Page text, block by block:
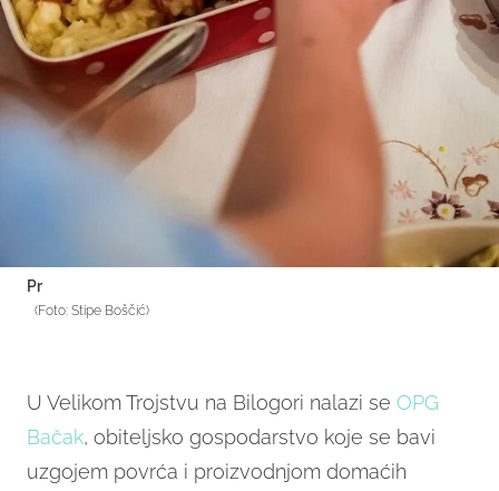
Pr
(Foto: Stipe Boščić)
U Velikom Trojstvu na Bilogori nalazi se OPG
Bačak, obiteljsko gospodarstvo koje se bavi
uzgojem povrća i proizvodnjom domaćih